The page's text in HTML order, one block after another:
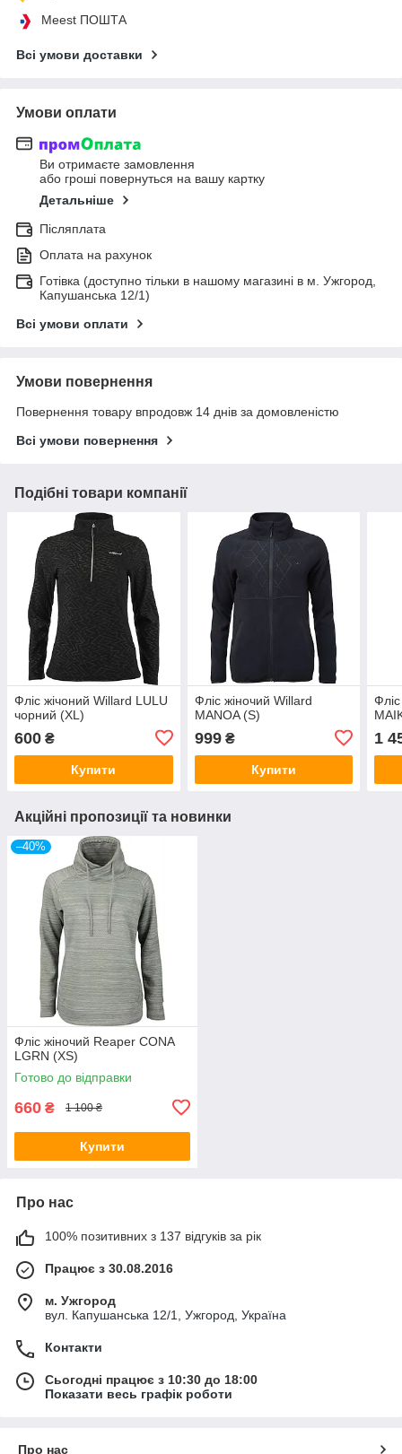
Meest ПОШТА
Всі умови доставки
Умови оплати
Ви отримаєте замовлення
або гроші повернуться на вашу картку
Детальніше
Післяплата
Оплата на рахунок
Готівка (доступно тільки в нашому магазині в м. Ужгород,
Капушанська 12/1)
Всі умови оплати
Умови повернення
Повернення товару впродовж 14 днів за домовленістю
Всі умови повернення
Подібні товари компанії
Фліс жічоний Willard LULU
чорний (XL)
600 ₴
Купити
Фліс жіночий Willard
MANOA (S)
999₴
Купити
1
Акційні пропозиції та новинки
–40%
Фліс жіночий Reaper CONA
LGRN (XS)
Готово до відправки
660 ₴ 1 100 ₴
Купити
Про нас
100% позитивних з 137 відгуків за рік
Працює з 30.08.2016
м. Ужгород
вул. Капушанська 12/1, Ужгород, Україна
Контакти
Сьогодні працює з 10:30 до 18:00
Показати весь графік роботи
Про нас